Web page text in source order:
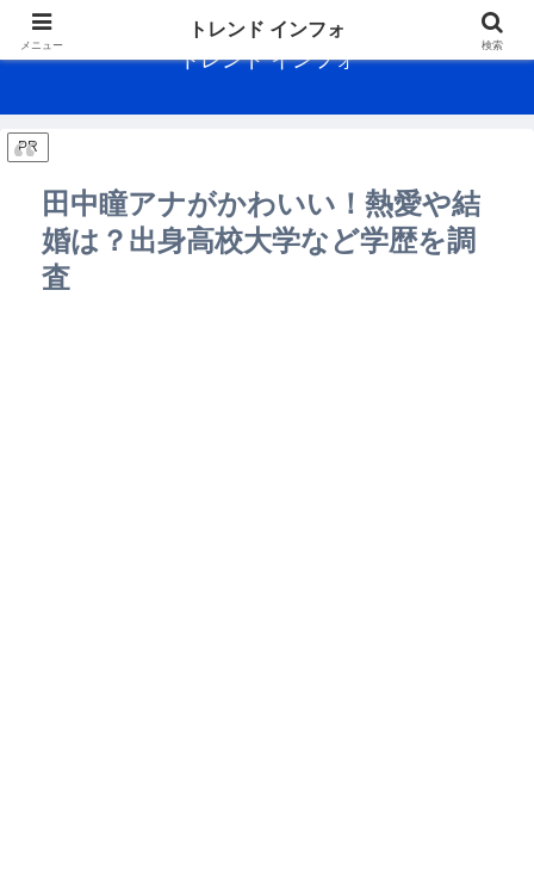
メニュー
トレンド インフォ
検索
トレンド インフォ
PR
田中瞳アナがかわいい！熱愛や結
婚は？出身高校大学など学歴を調
査